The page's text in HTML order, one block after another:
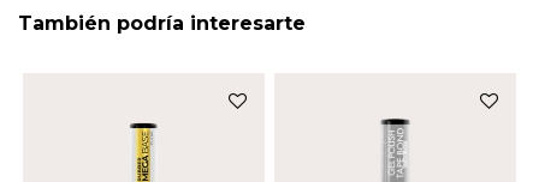
También podría interesarte